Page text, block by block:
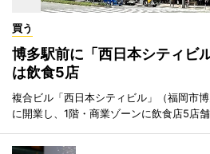
買う
博多駅前に「西日本シティビ
は飲食5店
複合ビル「西日本シティビル」（福岡市
に開業し、1階・商業ゾーンに飲食店5店舗